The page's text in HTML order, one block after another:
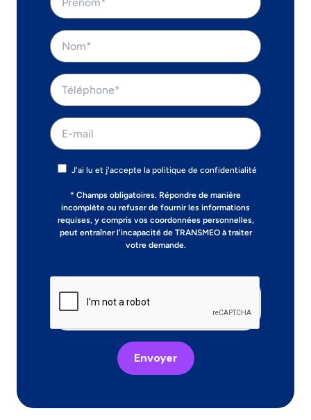
J'ai lu et j'accepte la politique de confidentialité
* Champs obligatoires. Répondre de manière
incomplète ou refuser de fournir les informations
requises, y compris vos coordonnées personnelles,
peut entraîner l'incapacité de TRANSMEO à traiter
votre demande.
Envoyer